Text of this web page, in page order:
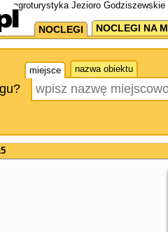
agroturystyka Jezioro
NOCLEGI NOCLEGI NA
miejsce nazwa obiektu